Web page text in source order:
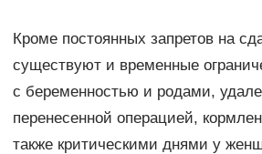
Кроме постоянных запретов на
существуют и временные
с беременностью и родами,
перенесенной операцией,
также критическими днями у